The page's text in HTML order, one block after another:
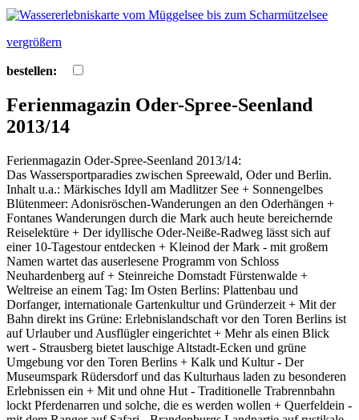
vergrößern
bestellen:
Ferienmagazin Oder-Spree-Seenland
2013/14
Ferienmagazin Oder-Spree-Seenland 2013/14:
Das Wassersportparadies zwischen Spreewald, Oder und Berlin.
Inhalt u.a.: Märkisches Idyll am Madlitzer See + Sonnengelbes
Blütenmeer: Adonisröschen-Wanderungen an den Oderhängen +
Fontanes Wanderungen durch die Mark auch heute bereichernde
Reiselektüre + Der idyllische Oder-Neiße-Radweg lässt sich auf
einer 10-Tagestour entdecken + Kleinod der Mark - mit großem
Namen wartet das auserlesene Programm von Schloss
Neuhardenberg auf + Steinreiche Domstadt Fürstenwalde +
Weltreise an einem Tag: Im Osten Berlins: Plattenbau und
Dorfanger, internationale Gartenkultur und Gründerzeit + Mit der
Bahn direkt ins Grüne: Erlebnislandschaft vor den Toren Berlins ist
auf Urlauber und Ausflügler eingerichtet + Mehr als einen Blick
wert - Strausberg bietet lauschige Altstadt-Ecken und grüne
Umgebung vor den Toren Berlins + Kalk und Kultur - Der
Museumspark Rüdersdorf und das Kulturhaus laden zu besonderen
Erlebnissen ein + Mit und ohne Hut - Traditionelle Trabrennbahn
lockt Pferdenarren und solche, die es werden wollen + Querfeldein -